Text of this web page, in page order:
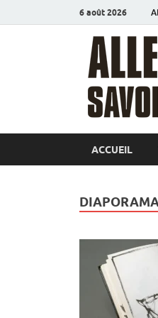
6 août 2026
ACCUEIL